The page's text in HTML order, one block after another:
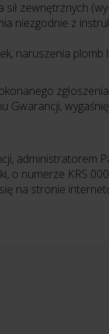
zewnętrznych
niezgodnie z
naruszenia
Gwarancji,
administratorem
o numerze KRS
na stronie